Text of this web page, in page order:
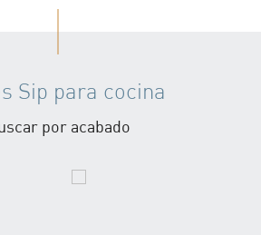
Sip para cocina
por acabado